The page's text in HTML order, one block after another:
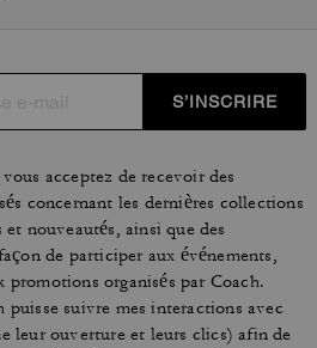
S’INSCRIRE
acceptez de recevoir des
concernant les dernières collections
et nouveautés, ainsi que des
de participer aux événements,
promotions organisés par Coach.
puisse suivre mes interactions avec
leur ouverture et leurs clics) afin de